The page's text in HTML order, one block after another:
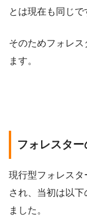
とは現在も同じで
そのためフォレ
ます。
フォレスタ
現行型フォレス
され、当初は以
ました。